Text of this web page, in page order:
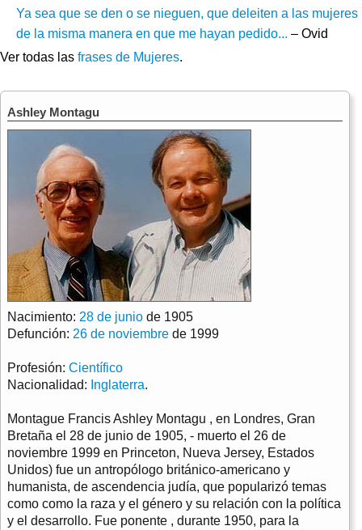
Ya sea que se den o se nieguen, que deleiten a las mujeres
de la misma manera en que me hayan pedido... – Ovid
Ver todas las frases de Mujeres.
Ashley Montagu
Nacimiento: 28 de junio de 1905
Defunción: 26 de noviembre de 1999
Profesión: Científico
Nacionalidad: Inglaterra.
Montague Francis Ashley Montagu , en Londres, Gran
Bretaña el 28 de junio de 1905, - muerto el 26 de
noviembre 1999 en Princeton, Nueva Jersey, Estados
Unidos) fue un antropólogo británico-americano y
humanista, de ascendencia judía, que popularizó temas
como como la raza y el género y su relación con la política
y el desarrollo. Fue ponente , durante 1950, para la